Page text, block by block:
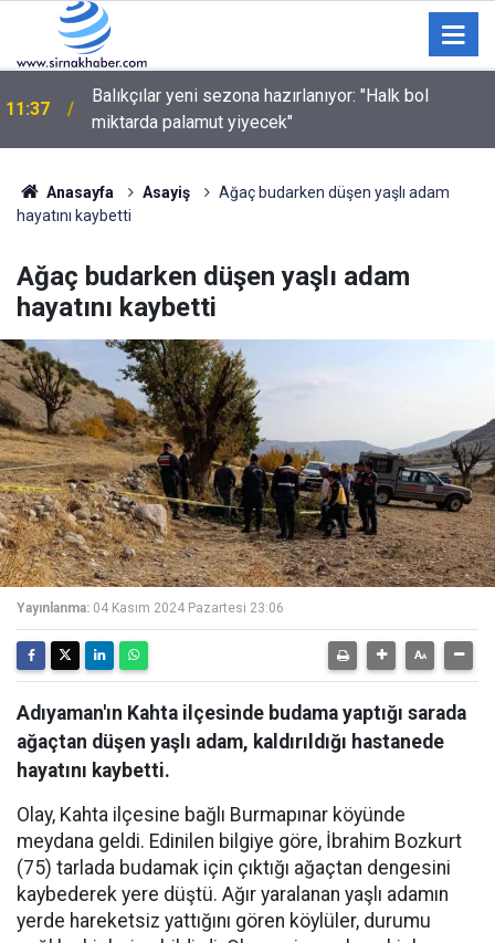
11:01 Üzüm üreticilerine kritik hasat uyarısı!
Anasayfa Asayiş
Ağaç budarken düşen yaşlı adam
hayatını kaybetti
Ağaç budarken düşen yaşlı adam
hayatını kaybetti
Yayınlanma: 04 Kasım 2024 Pazartesi 23:06
Adıyaman'ın Kahta ilçesinde budama yaptığı sarada
ağaçtan düşen yaşlı adam, kaldırıldığı hastanede
hayatını kaybetti.
Olay, Kahta ilçesine bağlı Burmapınar köyünde
meydana geldi. Edinilen bilgiye göre, İbrahim Bozkurt
(75) tarlada budamak için çıktığı ağaçtan dengesini
kaybederek yere düştü. Ağır yaralanan yaşlı adamın
yerde hareketsiz yattığını gören köylüler, durumu